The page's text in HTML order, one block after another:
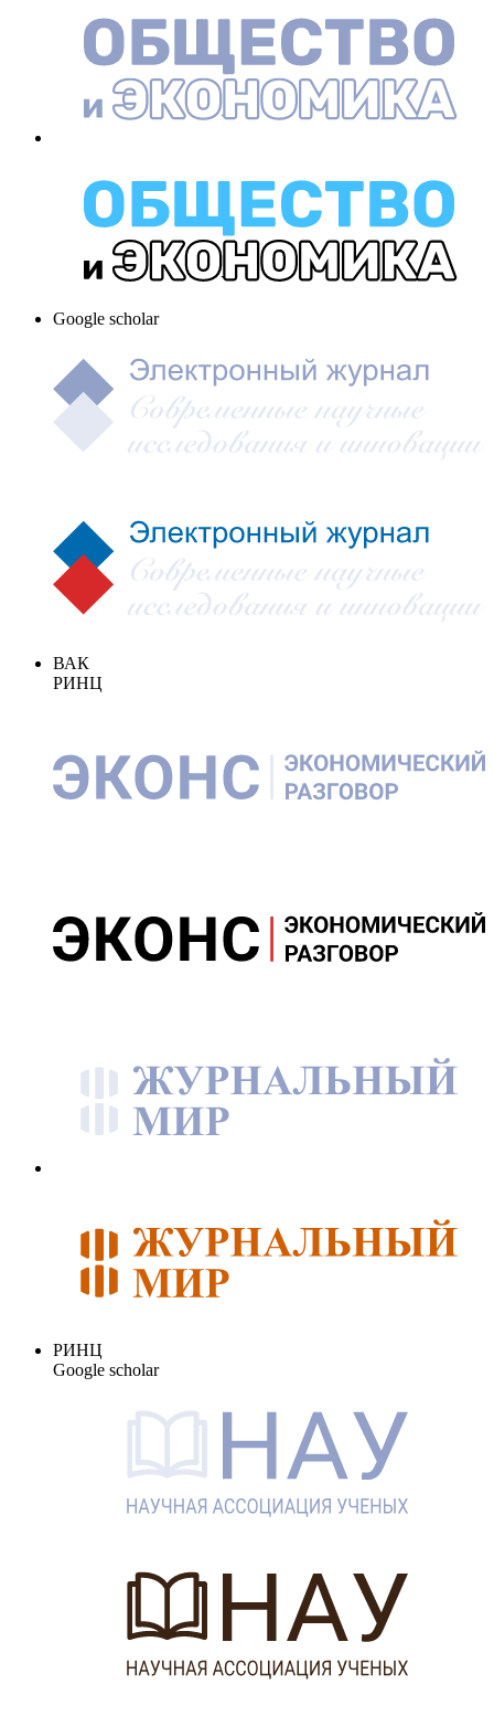
Google scholar
ВАК
РИНЦ
РИНЦ
Google scholar